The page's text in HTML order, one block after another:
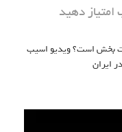
دهید
بخش است؟ ویدیو اسیب
در ایران